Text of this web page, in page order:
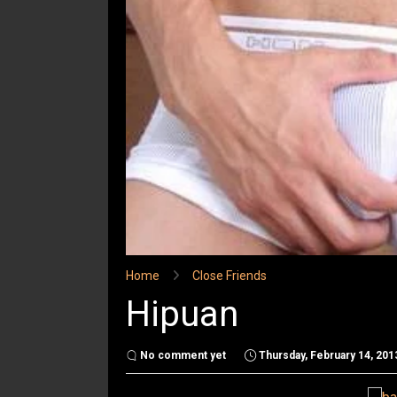
Home Close Friends
Hipuan
No comment yet Thursday, February 14,